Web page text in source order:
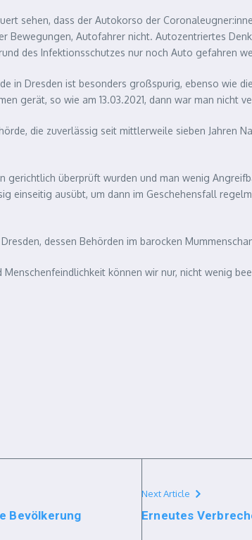
sehen, dass der Autokorso der
Bewegungen, Autofahrer nicht. Autozentriertes
des Infektionsschutzes nur noch Auto gefahren
in Dresden ist besonders großspurig, ebenso wie
gerät, so wie am 13.03.2021, dann war man nicht
die zuverlässig seit mittlerweile sieben Jahren
gerichtlich überprüft wurden und man wenig
einseitig ausübt, um dann im Geschehensfall
dessen Behörden im barocken
können wir nur, nicht wenig
Bevölkerung
Next Article
Erneutes